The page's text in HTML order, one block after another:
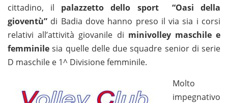
cittadino, il palazzetto dello sport “Oasi della
gioventù” di Badia dove hanno preso il via sia i corsi
relativi all’attività giovanile di minivolley maschile e
femminile sia quelle delle due squadre senior di serie
D maschile e 1^ Divisione femminile.
Molto
impegnativo